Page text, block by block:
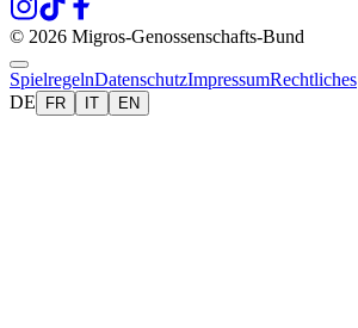
© 2026 Migros-Genossenschafts-Bund
SpielregelnDatenschutzImpressumRechtliches
DE
FR IT EN